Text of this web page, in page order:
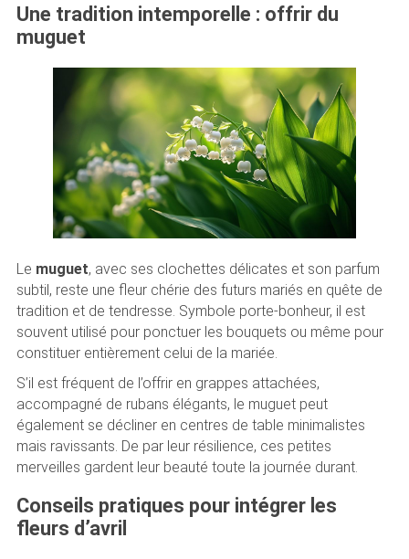
Une tradition intemporelle : offrir du
muguet
Le muguet, avec ses clochettes délicates et son parfum
subtil, reste une fleur chérie des futurs mariés en quête de
tradition et de tendresse. Symbole porte-bonheur, il est
souvent utilisé pour ponctuer les bouquets ou même pour
constituer entièrement celui de la mariée.
S’il est fréquent de l’offrir en grappes attachées,
accompagné de rubans élégants, le muguet peut
également se décliner en centres de table minimalistes
mais ravissants. De par leur résilience, ces petites
merveilles gardent leur beauté toute la journée durant.
Conseils pratiques pour intégrer les
fleurs d’avril